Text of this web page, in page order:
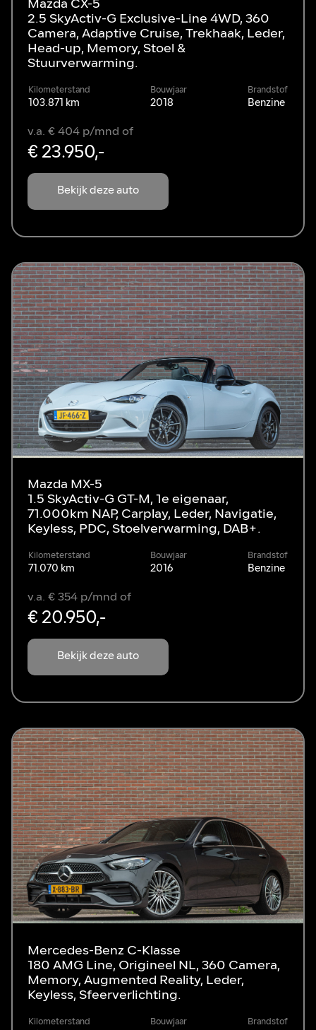
Mazda CX-5
2.5 SkyActiv-G Exclusive-Line 4WD, 360
Camera, Adaptive Cruise, Trekhaak, Leder,
Head-up, Memory, Stoel &
Stuurverwarming.
Kilometerstand
103.871 km
Bouwjaar
2018
Brandstof
Benzine
Bekijk deze auto
v.a. € 404 p/mnd of
€ 23.950,-
Mazda MX-5
1.5 SkyActiv-G GT-M, 1e eigenaar,
71.000km NAP, Carplay, Leder, Navigatie,
Keyless, PDC, Stoelverwarming, DAB+.
Kilometerstand
71.070 km
Bouwjaar
2016
Brandstof
Benzine
Bekijk deze auto
v.a. € 354 p/mnd of
€ 20.950,-
Mercedes-Benz C-Klasse
180 AMG Line, Origineel NL, 360 Camera,
Memory, Augmented Reality, Leder,
Keyless, Sfeerverlichting.
Kilometerstand Bouwjaar Brandstof